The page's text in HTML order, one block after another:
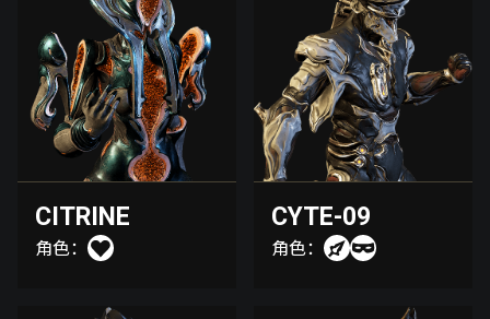
CITRINE
角色：
CYTE-09
角色：